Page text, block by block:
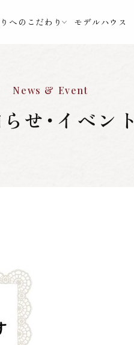
へのこだわり モデルハウス
News & Event
せ・イベント